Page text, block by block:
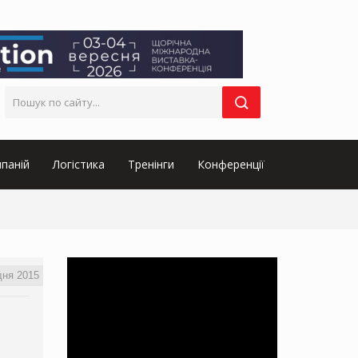
Логістика Тренінги Конференції
2015